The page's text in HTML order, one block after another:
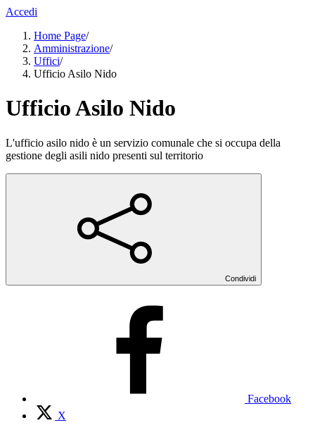
Accedi
Home Page/
Amministrazione/
Uffici/
Ufficio Asilo Nido
Ufficio Asilo Nido
L'ufficio asilo nido è un servizio comunale che si occupa della
gestione degli asili nido presenti sul territorio
Condividi
Facebook
X